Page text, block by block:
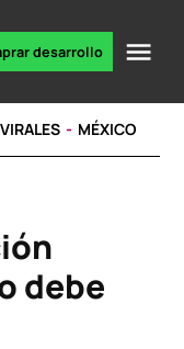
desarrollo
VIRALES MÉXICO
debe